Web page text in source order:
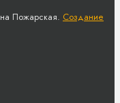
Пожарская. Создание